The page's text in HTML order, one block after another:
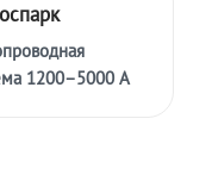
1200–5000 А